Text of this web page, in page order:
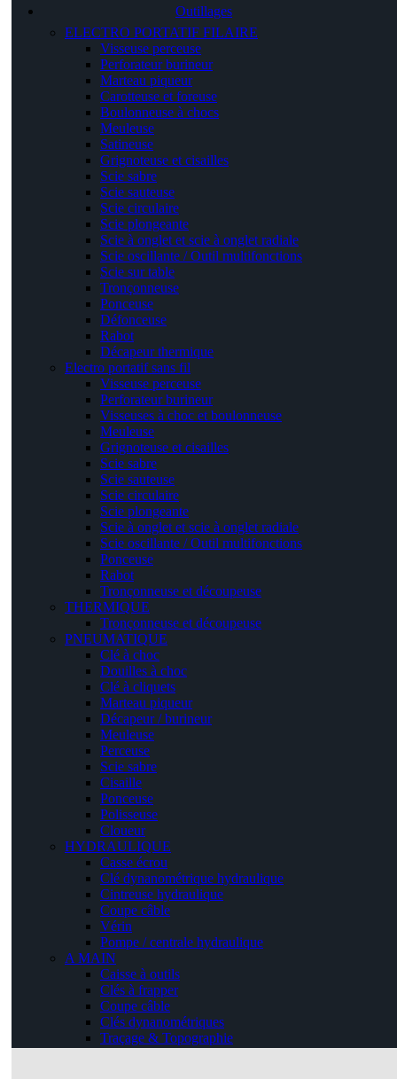
Outillages
ELECTRO PORTATIF FILAIRE
Visseuse perceuse
Perforateur burineur
Marteau piqueur
Carotteuse et foreuse
Boulonneuse à chocs
Meuleuse
Satineuse
Grignoteuse et cisailles
Scie sabre
Scie sauteuse
Scie circulaire
Scie plongeante
Scie à onglet et scie à onglet radiale
Scie oscillante / Outil multifonctions
Scie sur table
Tronçonneuse
Ponceuse
Défonceuse
Rabot
Décapeur thermique
Electro portatif sans fil
Visseuse perceuse
Perforateur burineur
Visseuses à choc et boulonneuse
Meuleuse
Grignoteuse et cisailles
Scie sabre
Scie sauteuse
Scie circulaire
Scie plongeante
Scie à onglet et scie à onglet radiale
Scie oscillante / Outil multifonctions
Ponceuse
Rabot
Tronçonneuse et découpeuse
THERMIQUE
Tronçonneuse et découpeuse
PNEUMATIQUE
Clé à choc
Douilles à choc
Clé à cliquets
Marteau piqueur
Décapeur / burineur
Meuleuse
Perceuse
Scie sabre
Cisaille
Ponceuse
Polisseuse
Cloueur
HYDRAULIQUE
Casse écrou
Clé dynanométrique hydraulique
Cintreuse hydraulique
Coupe câble
Vérin
Pompe / centrale hydraulique
A MAIN
Caisse à outils
Clés à frapper
Coupe câble
Clés dynanométriques
Traçage & Topographie